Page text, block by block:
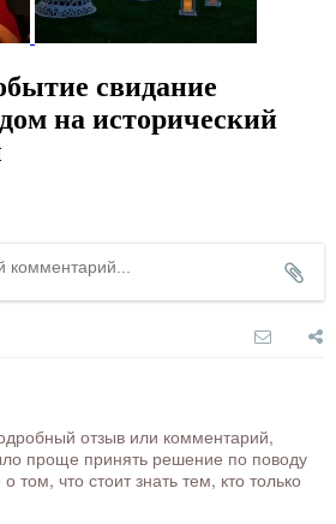
свидание
на исторический
отзыв или комментарий,
проще принять решение по поводу
том, что стоит знать тем, кто только